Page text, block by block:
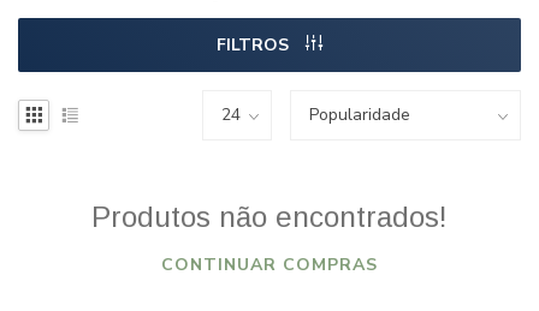
FILTROS
Produtos não encontrados!
CONTINUAR COMPRAS